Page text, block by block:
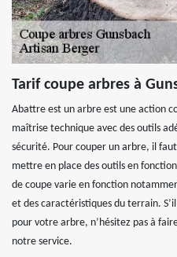
Tarif coupe arbres à
Abattre est un arbre est une action
maîtrise technique avec des outils
sécurité. Pour couper un arbre, il
mettre en place des outils en
de coupe varie en fonction
et des caractéristiques du terrain.
pour votre arbre, n’hésitez pas à
notre service.